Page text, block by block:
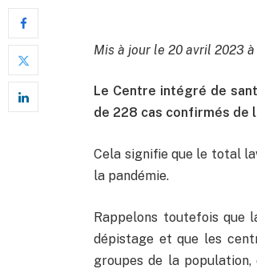
Mis à jour le 20 avril 2023
Le Centre intégré de
de 228 cas confirmés de
Cela signifie que le total
la pandémie.
Rappelons toutefois que
dépistage et que les
groupes de la